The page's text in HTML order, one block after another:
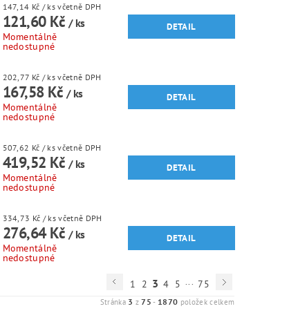
147,14 Kč / ks včetně DPH
121,60 Kč / ks
Momentálně
nedostupné
DETAIL
202,77 Kč / ks včetně DPH
167,58 Kč / ks
Momentálně
nedostupné
DETAIL
507,62 Kč / ks včetně DPH
419,52 Kč / ks
Momentálně
nedostupné
DETAIL
334,73 Kč / ks včetně DPH
276,64 Kč / ks
Momentálně
nedostupné
DETAIL
1 2 3 4 5 ... 75
Stránka 3 z75 - 1870 položek celkem